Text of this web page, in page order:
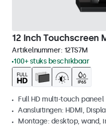
12 Inch Touchscreen
Artikelnummer: 12TS7M
100+ stuks beschikbaar
Full HD multi-touch paneel
Aansluitingen: HDMI,
Montage: desktop, wand,